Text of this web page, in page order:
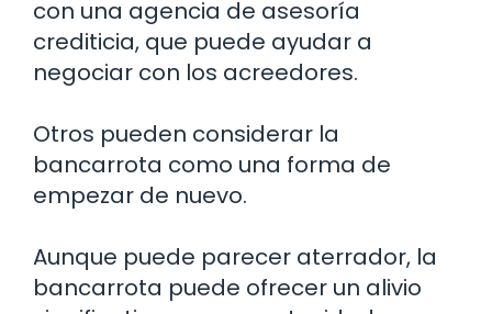
con una agencia de asesoría
crediticia, que puede ayudar a
negociar con los acreedores.
Otros pueden considerar la
bancarrota como una forma de
empezar de nuevo.
Aunque puede parecer aterrador, la
bancarrota puede ofrecer un alivio